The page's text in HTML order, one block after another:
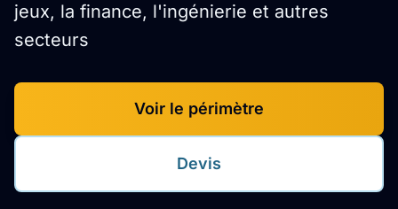
jeux, la finance, l'ingénierie et autres
secteurs
Voir le périmètre
Devis